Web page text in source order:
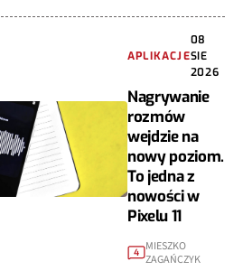
APLIKACJE
08
SIE
2026
Nagrywanie
rozmów
wejdzie na
nowy poziom.
To jedna z
nowości w
Pixelu 11
4
MIESZKO
ZAGAŃCZYK